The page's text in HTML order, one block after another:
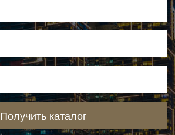
Получить каталог